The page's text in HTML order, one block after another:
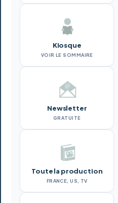
Kiosque
VOIR LE SOMMAIRE
Newsletter
GRATUITE
Toute la production
FRANCE, US, TV